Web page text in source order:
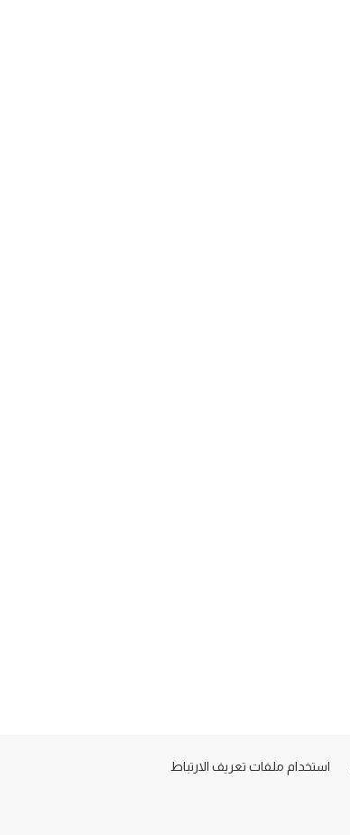
استخدام ملفات تعريف الارتباط